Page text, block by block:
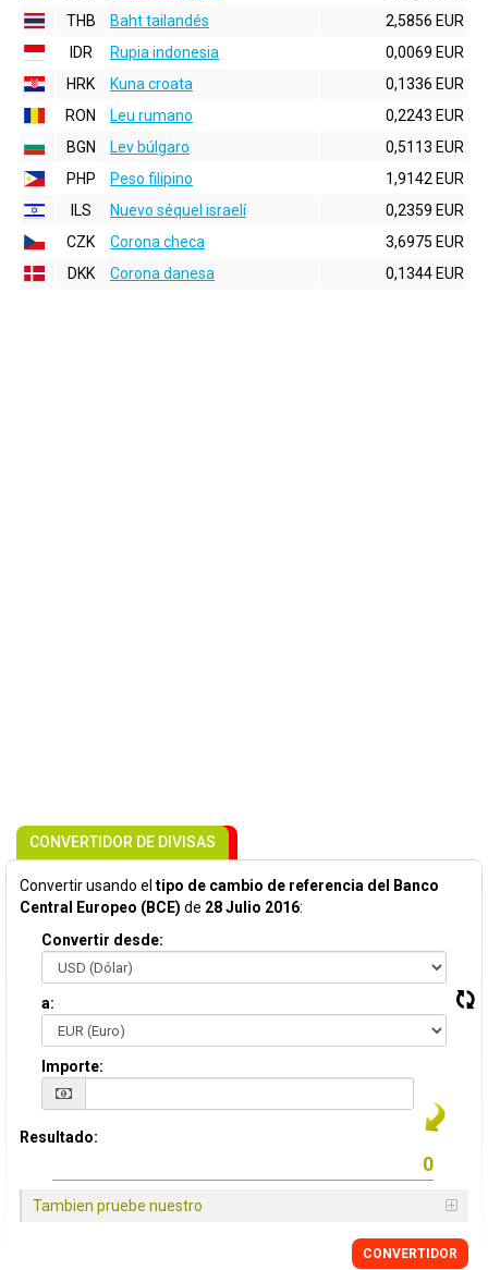
THB
Baht tailandés
2,5856 EUR
IDR
Rupia indonesia
0,0069 EUR
HRK
Kuna croata
0,1336 EUR
RON
Leu rumano
0,2243 EUR
BGN
Lev búlgaro
0,5113 EUR
PHP
Peso filipino
1,9142 EUR
ILS
Nuevo séquel israelí
0,2359 EUR
CZK
Corona checa
3,6975 EUR
DKK
Corona danesa 0,1344 EUR
CONVERTIDOR DE DIVISAS
Convertir usando el tipo de cambio de referencia del Banco
Central Europeo (BCE) de 28 Julio 2016:
Convertir desde:
a:
Importe:
Resultado:
Tambien pruebe nuestro
CONVERTIDOR